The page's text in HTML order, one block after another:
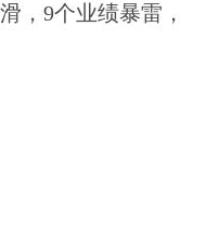
联系及其账户
的宣传教育，
风险警示。四
部门督促境外
，9个业绩暴雷，